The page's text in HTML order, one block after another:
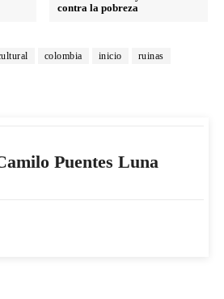
contra la pobreza
colombia inicio ruinas
Puentes Luna